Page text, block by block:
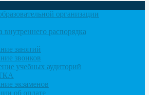
организации
внутреннего распорядка
занятий
звонков
учебных аудиторий
экзаменов
об оплате